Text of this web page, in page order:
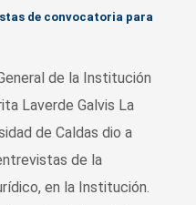
de convocatoria para
de la Institución
Laverde Galvis La
de Caldas dio a
de la
en la Institución.